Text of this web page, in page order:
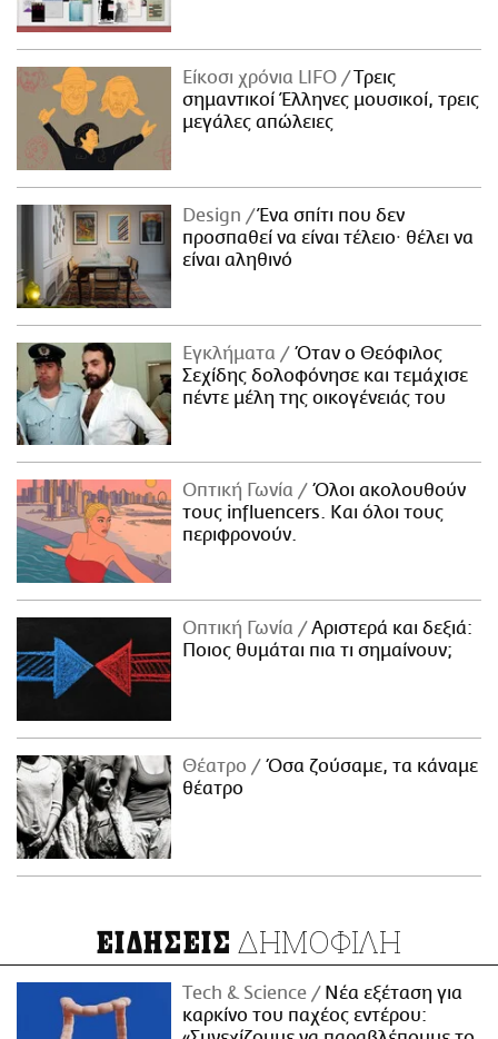
Είκοσι χρόνια LIFO
Tρεις
σημαντικοί Έλληνες μουσικοί, τρεις
μεγάλες απώλειες
Design
Ένα σπίτι που δεν
προσπαθεί να είναι τέλειο· θέλει να
είναι αληθινό
Εγκλήματα
Όταν ο Θεόφιλος
Σεχίδης δολοφόνησε και τεμάχισε
πέντε μέλη της οικογένειάς του
Οπτική Γωνία
Όλοι ακολουθούν
τους influencers. Και όλοι τους
περιφρονούν.
Οπτική Γωνία
Αριστερά και δεξιά:
Ποιος θυμάται πια τι σημαίνουν;
Θέατρο
Όσα ζούσαμε, τα κάναμε
θέατρο
ΕΙΔΗΣΕΙΣ ΔΗΜΟΦΙΛΗ
Τech & Science
Νέα εξέταση για
καρκίνο του παχέος εντέρου: